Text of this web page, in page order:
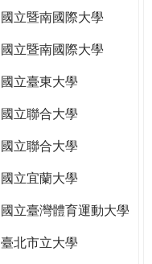
國立暨南國際大學
國立暨南國際大學
國立臺東大學
國立聯合大學
國立聯合大學
國立宜蘭大學
國立臺灣體育運動大學
臺北市立大學